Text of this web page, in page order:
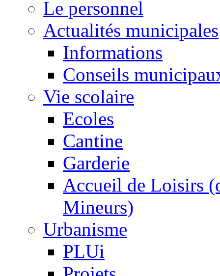
Le personnel
Actualités municipales
Informations
Conseils
Vie scolaire
Ecoles
Cantine
Garderie
Accueil de Loisirs
Mineurs)
Urbanisme
PLUi